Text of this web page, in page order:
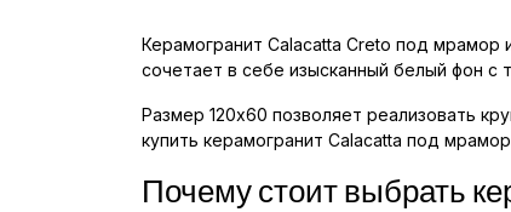
Керамогранит Calacatta Creto под мрамор
сочетает в себе изысканный белый фон
Размер 120x60 позволяет реализовать
купить керамогранит Calacatta под
Почему стоит выбрать